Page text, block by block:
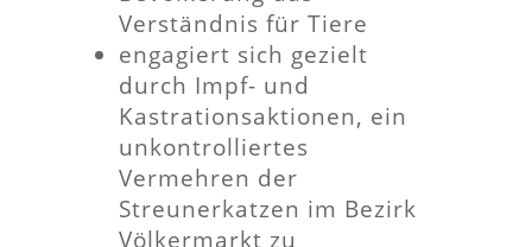
Verständnis für Tiere
engagiert sich gezielt
durch Impf- und
Kastrationsaktionen, ein
unkontrolliertes
Vermehren der
Streunerkatzen im Bezirk
Völkermarkt zu